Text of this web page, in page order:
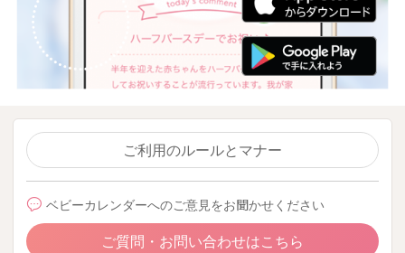
ご利用のルールとマナー
ベビーカレンダーへのご意見をお聞かせください
ご質問・お問い合わせはこちら